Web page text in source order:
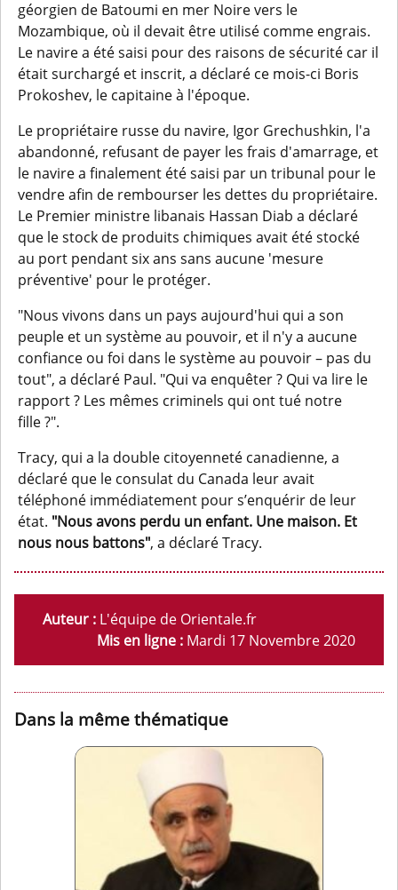
géorgien de Batoumi en mer Noire vers le
Mozambique, où il devait être utilisé comme engrais.
Le navire a été saisi pour des raisons de sécurité car il
était surchargé et inscrit, a déclaré ce mois-ci Boris
Prokoshev, le capitaine à l'époque.
Le propriétaire russe du navire, Igor Grechushkin, l'a
abandonné, refusant de payer les frais d'amarrage, et
le navire a finalement été saisi par un tribunal pour le
vendre afin de rembourser les dettes du propriétaire.
Le Premier ministre libanais Hassan Diab a déclaré
que le stock de produits chimiques avait été stocké
au port pendant six ans sans aucune 'mesure
préventive' pour le protéger.
"Nous vivons dans un pays aujourd'hui qui a son
peuple et un système au pouvoir, et il n'y a aucune
confiance ou foi dans le système au pouvoir – pas du
tout", a déclaré Paul. "Qui va enquêter ? Qui va lire le
rapport ? Les mêmes criminels qui ont tué notre
fille ?".
Tracy, qui a la double citoyenneté canadienne, a
déclaré que le consulat du Canada leur avait
téléphoné immédiatement pour s’enquérir de leur
état. "Nous avons perdu un enfant. Une maison. Et
nous nous battons", a déclaré Tracy.
Auteur : L'équipe de Orientale.fr
Mis en ligne : Mardi 17 Novembre 2020
Dans la même thématique